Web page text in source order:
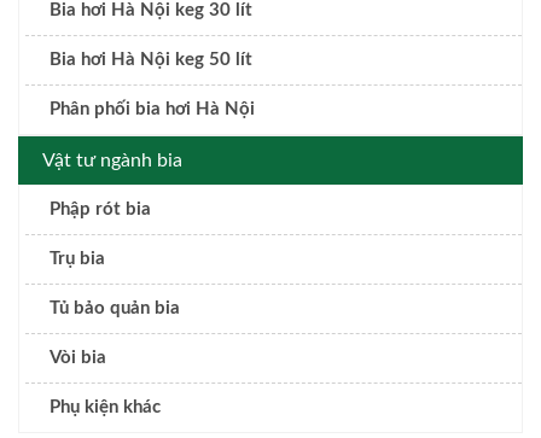
Bia hơi Hà Nội keg 30 lít
Bia hơi Hà Nội keg 50 lít
Phân phối bia hơi Hà Nội
Vật tư ngành bia
Phập rót bia
Trụ bia
Tủ bảo quản bia
Vòi bia
Phụ kiện khác